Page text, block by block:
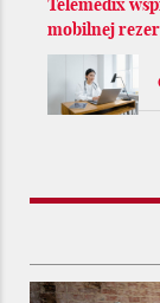
Telemedix
mobilnej